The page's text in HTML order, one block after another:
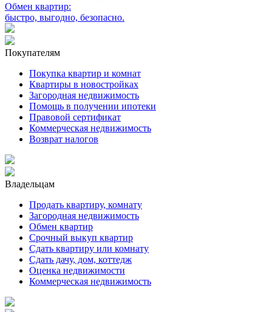
Обмен квартир:
быстро, выгодно, безопасно.
Покупателям
Покупка квартир и комнат
Квартиры в новостройках
Загородная недвижимость
Помощь в получении ипотеки
Правовой сертификат
Коммерческая недвижимость
Возврат налогов
Владельцам
Продать квартиру, комнату
Загородная недвижимость
Обмен квартир
Срочный выкуп квартир
Сдать квартиру или комнату
Сдать дачу, дом, коттедж
Оценка недвижимости
Коммерческая недвижимость